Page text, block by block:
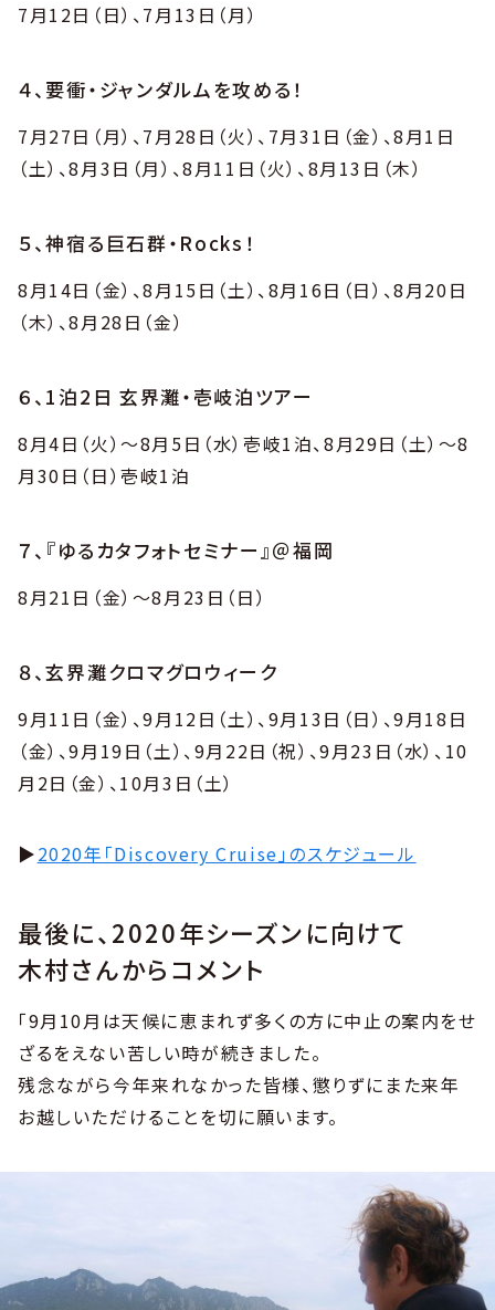
7月12日（日）、7月13日（月）
４、要衝・ジャンダルムを攻める！
7月27日（月）、7月28日（火）、7月31日（金）、8月1日
（土）、8月3日（月）、8月11日（火）、8月13日（木）
５、神宿る巨石群・Rocks！
8月14日（金）、8月15日（土）、8月16日（日）、8月20日
（木）、8月28日（金）
６、1泊2日 玄界灘・壱岐泊ツアー
8月4日（火）〜8月5日（水）壱岐1泊、8月29日（土）～8
月30日（日）壱岐1泊
７、『ゆるカタフォトセミナー』＠福岡
8月21日（金）～8月23日（日）
８、玄界灘クロマグロウィーク
9月11日（金）、9月12日（土）、9月13日（日）、9月18日
（金）、9月19日（土）、9月22日（祝）、9月23日（水）、10
月2日（金）、10月3日（土）
▶︎2020年「Discovery Cruise」のスケジュール
最後に、2020年シーズンに向けて
木村さんからコメント
「9月10月は天候に恵まれず多くの方に中止の案内をせ
ざるをえない苦しい時が続きました。
残念ながら今年来れなかった皆様、懲りずにまた来年
お越しいただけることを切に願います。